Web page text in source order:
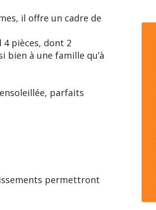
il offre un cadre de
pièces, dont 2
bien à une famille qu’à
parfaits
permettront